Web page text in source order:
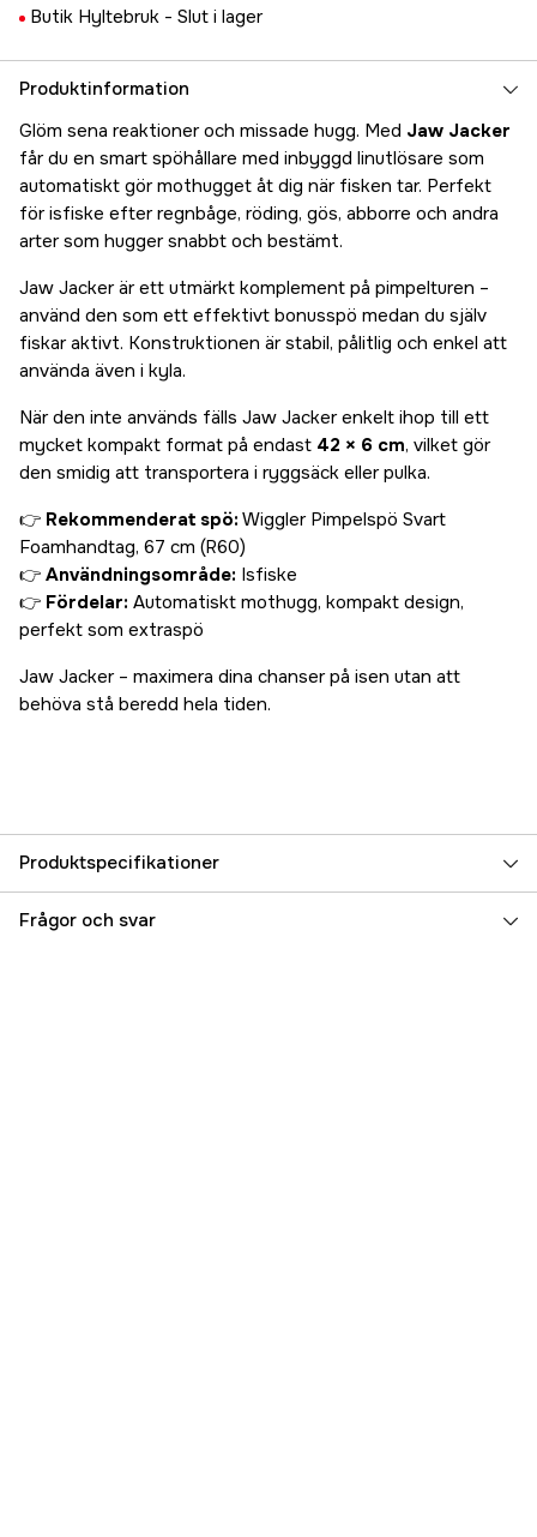
Butik Hyltebruk - Slut i lager
Produktinformation
Glöm sena reaktioner och missade hugg. Med Jaw Jacker
får du en smart spöhållare med inbyggd linutlösare som
automatiskt gör mothugget åt dig när fisken tar. Perfekt
för isfiske efter regnbåge, röding, gös, abborre och andra
arter som hugger snabbt och bestämt.
Jaw Jacker är ett utmärkt komplement på pimpelturen –
använd den som ett effektivt bonusspö medan du själv
fiskar aktivt. Konstruktionen är stabil, pålitlig och enkel att
använda även i kyla.
När den inte används fälls Jaw Jacker enkelt ihop till ett
mycket kompakt format på endast 42 × 6 cm, vilket gör
den smidig att transportera i ryggsäck eller pulka.
👉 Rekommenderat spö: Wiggler Pimpelspö Svart
Foamhandtag, 67 cm (R60)
👉 Användningsområde: Isfiske
👉 Fördelar: Automatiskt mothugg, kompakt design,
perfekt som extraspö
Jaw Jacker – maximera dina chanser på isen utan att
behöva stå beredd hela tiden.
Produktspecifikationer
Referensnummer 5000064805
Frågor och svar